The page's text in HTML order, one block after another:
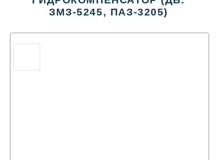
ЗМЗ-5245, ПАЗ-3205)
ОПЛАТА И ДОСТАВКА
КОНТАКТЫ